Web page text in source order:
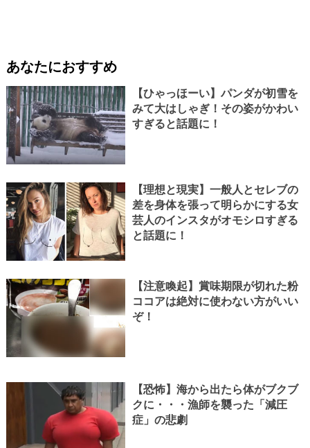
あなたにおすすめ
【ひゃっほーい】パンダが初雪を
みて大はしゃぎ！その姿がかわい
すぎると話題に！
【理想と現実】一般人とセレブの
差を身体を張って明らかにする女
芸人のインスタがオモシロすぎる
と話題に！
【注意喚起】賞味期限が切れた粉
ココアは絶対に使わない方がいい
ぞ！
【恐怖】海から出たら体がブクブ
クに・・・漁師を襲った「減圧
症」の悲劇